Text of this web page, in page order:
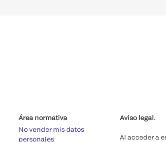
Área normativa
No vender mis datos
personales
Aviso legal.
Al acceder a